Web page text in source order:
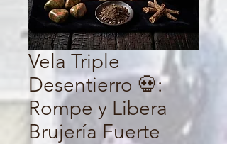
Vela Triple
Desentierro 💀:
Rompe y Libera
Brujería Fuerte